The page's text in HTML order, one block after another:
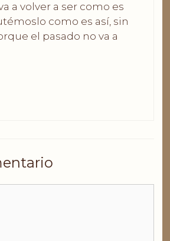
a volver a ser como es
como es así, sin
el pasado no va a